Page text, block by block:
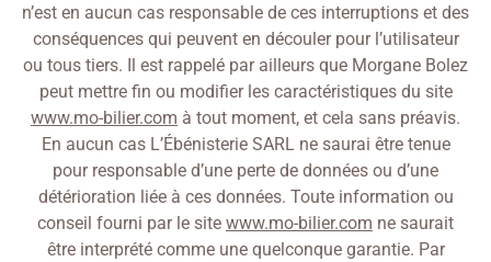
n’est en aucun cas responsable de ces interruptions et des
conséquences qui peuvent en découler pour l’utilisateur
ou tous tiers. Il est rappelé par ailleurs que Morgane Bolez
peut mettre fin ou modifier les caractéristiques du site
www.mo-bilier.com à tout moment, et cela sans préavis.
En aucun cas L’Ébénisterie SARL ne saurai être tenue
pour responsable d’une perte de données ou d’une
détérioration liée à ces données. Toute information ou
conseil fourni par le site www.mo-bilier.com ne saurait
être interprété comme une quelconque garantie. Par